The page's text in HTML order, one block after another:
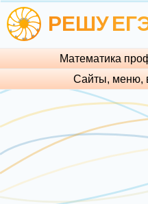
РЕШУ
Математика
Сайты, меню,